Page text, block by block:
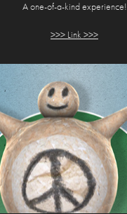
A one-of-a-kind experience!
>>> Link >>>